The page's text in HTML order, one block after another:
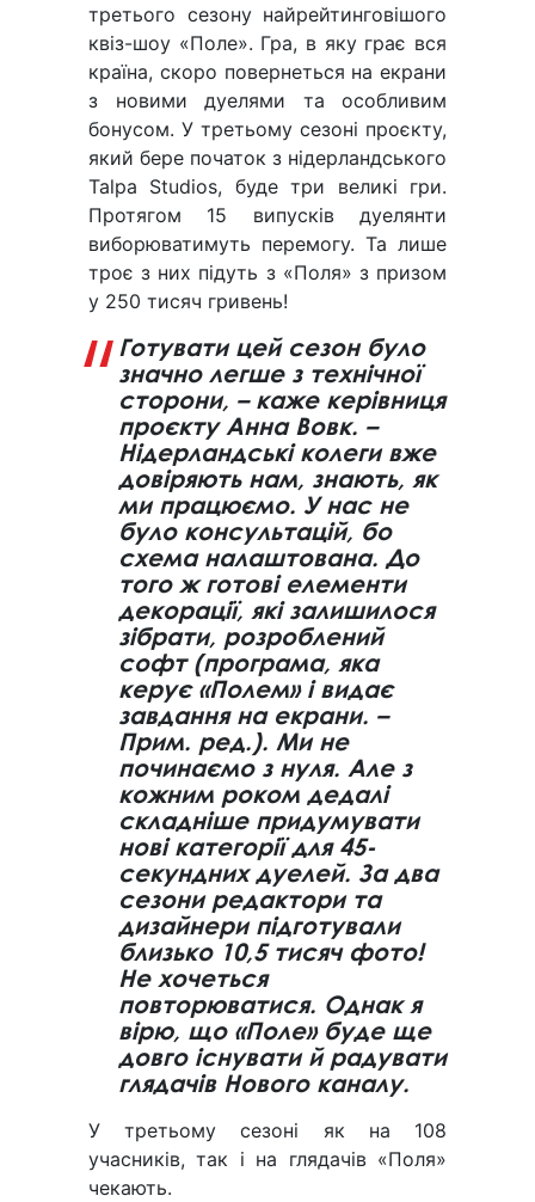
третього сезону найрейтинговішого
квіз-шоу «Поле». Гра, в яку грає вся
країна, скоро повернеться на екрани
з новими дуелями та особливим
бонусом. У третьому сезоні проєкту,
який бере початок з нідерландського
Talpa Studios, буде три великі гри.
Протягом 15 випусків дуелянти
виборюватимуть перемогу. Та лише
троє з них підуть з «Поля» з призом
у 250 тисяч гривень!
Готувати цей сезон було
значно легше з технічної
сторони, – каже керівниця
проєкту Анна Вовк. –
Нідерландські колеги вже
довіряють нам, знають, як
ми працюємо. У нас не
було консультацій, бо
схема налаштована. До
того ж готові елементи
декорації, які залишилося
зібрати, розроблений
софт (програма, яка
керує «Полем» і видає
завдання на екрани. –
Прим. ред.). Ми не
починаємо з нуля. Але з
кожним роком дедалі
складніше придумувати
нові категорії для 45-
секундних дуелей. За два
сезони редактори та
дизайнери підготували
близько 10,5 тисяч фото!
Не хочеться
повторюватися. Однак я
вірю, що «Поле» буде ще
довго існувати й радувати
глядачів Нового каналу.
У третьому сезоні як на 108
учасників, так і на глядачів «Поля»
чекають.